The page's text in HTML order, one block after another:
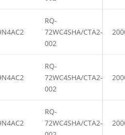
RQ-
72WC4SHA/CTA2-
002
RQ-
72WC4SHA/CTA2-
002
RQ-
72WC4SHA/CTA2-